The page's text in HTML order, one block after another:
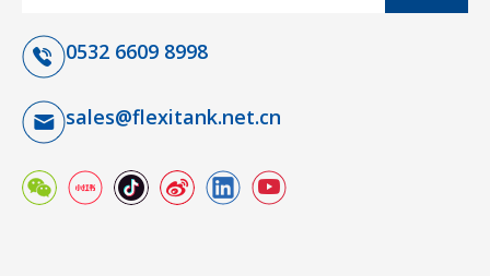
0532 6609 8998
sales@flexitank.net.cn